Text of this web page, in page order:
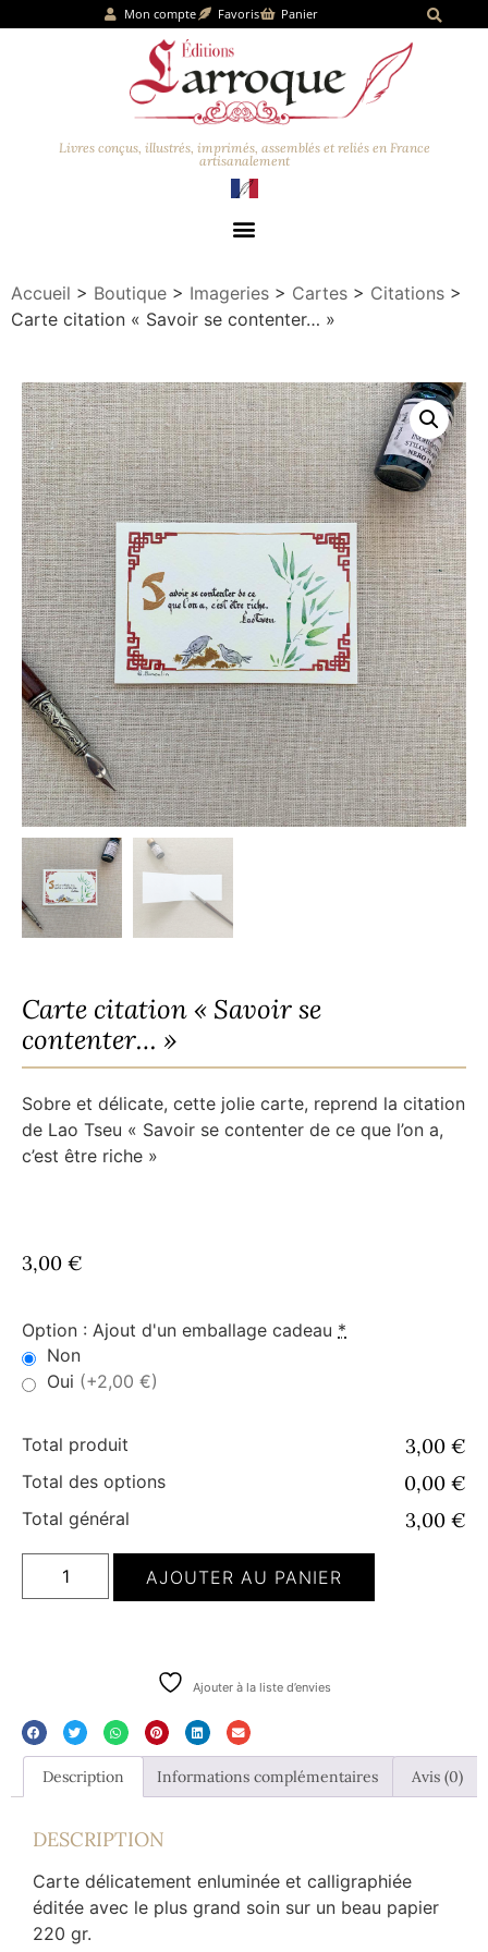
Mon compte Favoris Panier
Livres conçus, illustrés, imprimés, assemblés et reliés en France
artisanalement
Accueil > Boutique > Imageries > Cartes > Citations >
Carte citation « Savoir se contenter… »
Carte citation « Savoir se
contenter… »
Sobre et délicate, cette jolie carte, reprend la citation
de Lao Tseu « Savoir se contenter de ce que l’on a,
c’est être riche »
3,00 €
Option : Ajout d'un emballage cadeau *
Non
Oui (+2,00 €)
Total produit 3,00 €
Total des options 0,00 €
Total général 3,00 €
AJOUTER AU PANIER
Ajouter à la liste d’envies
Description Informations complémentaires Avis (0)
DESCRIPTION
Carte délicatement enluminée et calligraphiée
éditée avec le plus grand soin sur un beau papier
220 gr.